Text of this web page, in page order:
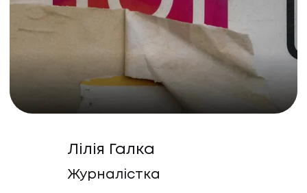
Лілія Галка
Журналістка